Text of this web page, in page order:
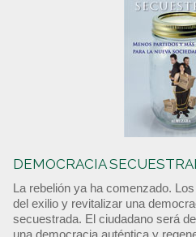
DEMOCRACIA
La rebelión ya ha comenzado.
del exilio y revitalizar una
secuestrada. El ciudadano será